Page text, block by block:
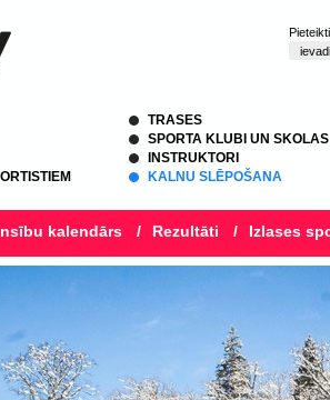
TRASES
SPORTA KLUBI UN SKOLAS
INSTRUKTORI
KALNU SLĒPOŠANA
kalendārs / Rezultāti / Izlases